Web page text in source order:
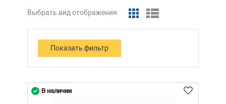
Выбрать вид отображения:
В наличии